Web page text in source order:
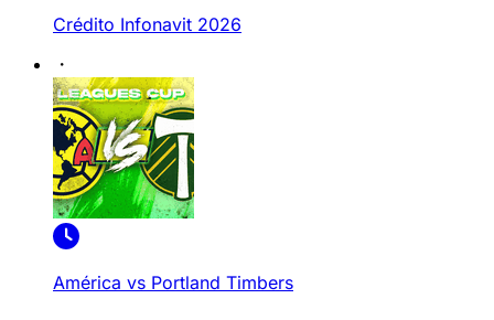
Crédito Infonavit 2026
América vs Portland Timbers